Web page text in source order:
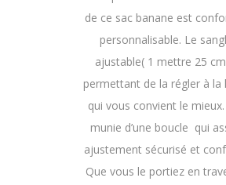
de ce sac banane est
personnalisable. Le
ajustable( 1 mettre 25
permettant de la régler à la
qui vous convient le
munie d’une boucle qui
ajustement sécurisé et
Que vous le portiez en